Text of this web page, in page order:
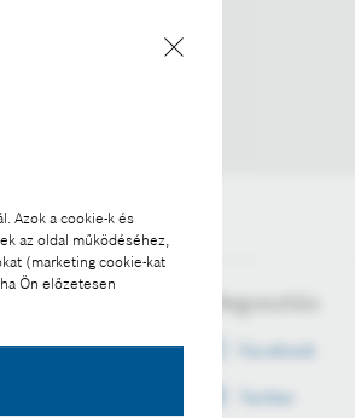
Azok a cookie-k és
az oldal működéséhez,
(marketing cookie-kat
Ön előzetesen
Megosztás
Facebook
Twitter